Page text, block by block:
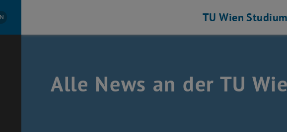
auflisten
TU Wien Studium
Alle News an der TU